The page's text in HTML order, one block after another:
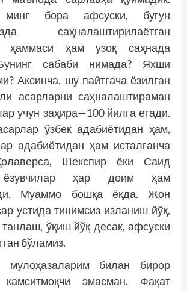
бора афсуски, бугун
саҳналаштирилаётган
ҳаммаси ҳам узоқ саҳнада
сабаби нимада? Яхши
Аксинча, шу пайтгача ёзилган
асарларни саҳналаштираман
учун заҳира—100 йилга етади.
ўзбек адабиётидан ҳам,
адабиётидан ҳам исталганча
Шекспир ёки Саид
ҳар доим ҳам
Муаммо бошқа ёқда. Жон
устида тинимсиз изланиш йўқ,
ўқиш йўқ десак, афсуски
бўламиз.
мулоҳазаларим билан бирор
камситмоқчи эмасман. Фақат